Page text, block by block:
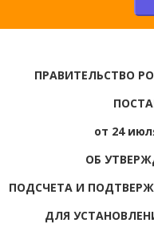
ПРАВИТЕЛЬСТВО
от 24
ОБ
ПОДСЧЕТА И
ДЛЯ